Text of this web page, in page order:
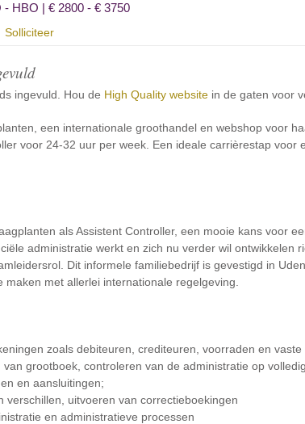
HBO | € 2800 - € 3750
Solliciteer
ingevuld. Hou de High Quality website in de gaten voor
een internationale groothandel en webshop voor
voor 24-32 uur per week. Een ideale carrièrestap voor
als Assistent Controller, een mooie kans voor
administratie werkt en zich nu verder wil ontwikkelen
Dit informele familiebedrijf is gevestigd in
met allerlei internationale regelgeving.
zoals debiteuren, crediteuren, voorraden en vaste
grootboek, controleren van de administratie op
en aansluitingen;
verschillen, uitvoeren van correctieboekingen
en administratieve processen